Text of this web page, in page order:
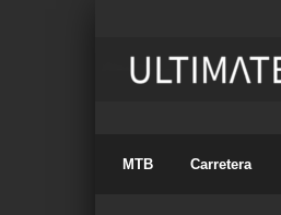
MTB Carretera